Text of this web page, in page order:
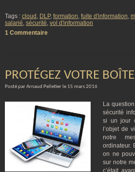
Tags : cloud , DLP, formation, fuite d'information,
salarié, sécurité, vol d'information
1 Commentaire
PROTÉGEZ VOTRE
Posté par Arnaud Pelletier le 15 mars 2016
La
sécurité
si un jour
l’objet de
notre
ordinateur.
on ne
sur notre
c’était